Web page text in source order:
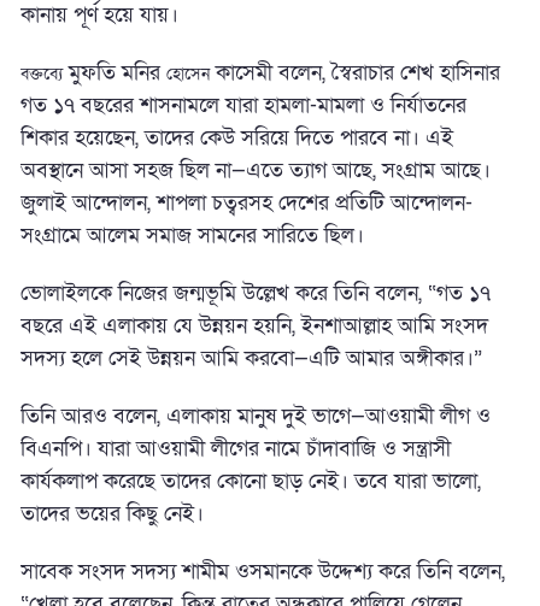
কানায় পূর্ণ হয়ে যায়।
বক্তব্যেমুফতি মনির হোসেনকাসেমী বলেন, স্বৈরাচার শেখ হাসিনার
গত ১৭ বছরের শাসনামলে যারা হামলা-মামলা ও নির্যাতনের
শিকার হয়েছেন, তাদের কেউ সরিয়ে দিতে পারবে না। এই
অবস্থানে আসা সহজ ছিল না—এতে ত্যাগ আছে, সংগ্রাম আছে।
জুলাই আন্দোলন, শাপলা চত্বরসহ দেশের প্রতিটি আন্দোলন-
সংগ্রামে আলেম সমাজ সামনের সারিতে ছিল।
ভোলাইলকে নিজের জন্মভূমি উল্লেখ করে তিনি বলেন, “গত ১৭
বছরে এই এলাকায় যে উন্নয়ন হয়নি, ইনশাআল্লাহ আমি সংসদ
সদস্য হলে সেই উন্নয়ন আমি করবো—এটি আমার অঙ্গীকার।”
তিনি আরও বলেন, এলাকায় মানুষ দুই ভাগে—আওয়ামী লীগ ও
বিএনপি। যারা আওয়ামী লীগের নামে চাঁদাবাজি ও সন্ত্রাসী
কার্যকলাপ করেছে তাদের কোনো ছাড় নেই। তবে যারা ভালো,
তাদের ভয়ের কিছু নেই।
সাবেক সংসদ সদস্য শামীম ওসমানকে উদ্দেশ্য করে তিনি বলেন,